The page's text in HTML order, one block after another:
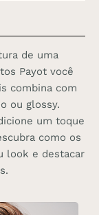
de uma
Payot você
combina com
ou glossy.
um toque
como os
look e destacar